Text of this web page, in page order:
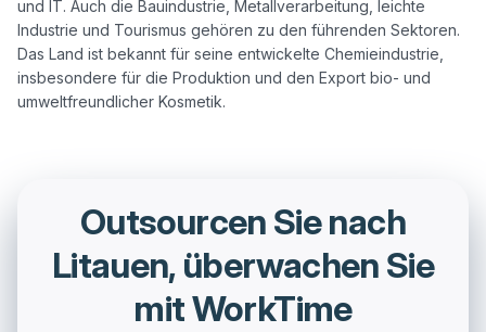
und IT. Auch die Bauindustrie, Metallverarbeitung, leichte
Industrie und Tourismus gehören zu den führenden Sektoren.
Das Land ist bekannt für seine entwickelte Chemieindustrie,
insbesondere für die Produktion und den Export bio- und
Outsourcen Sie nach
Litauen, überwachen Sie
mit WorkTime